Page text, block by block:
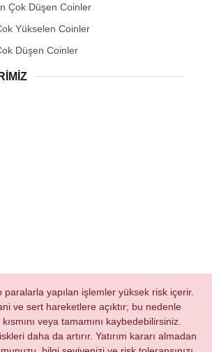
Çok Düşen Coinler
Yükselen Coinler
Düşen Coinler
paralarla yapılan işlemler yüksek risk içerir.
ve sert hareketlere açıktır; bu nedenle
kısmını veya tamamını kaybedebilirsiniz.
daha da artırır. Yatırım kararı almadan